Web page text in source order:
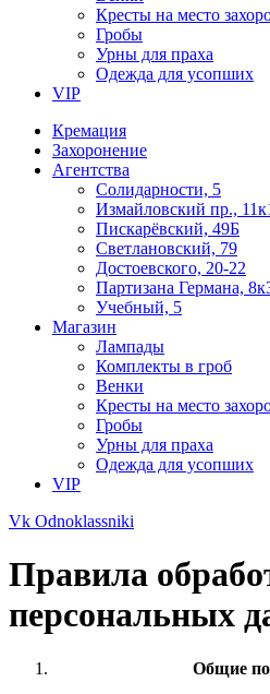
Кресты на место
Гробы
Урны для праха
Одежда для усопших
VIP
Кремация
Захоронение
Агентства
Солидарности, 5
Измайловский пр.,
Пискарёвский, 49Б
Светлановский, 79
Достоевского, 20-22
Партизана Германа,
Учебный, 5
Магазин
Лампады
Комплекты в гроб
Венки
Кресты на место
Гробы
Урны для праха
Одежда для усопших
VIP
Vk Odnoklassniki
Правила
персональных
Общие